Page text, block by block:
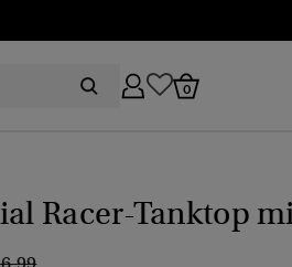
0
Racer-Tanktop
wurde reduziert von
bis